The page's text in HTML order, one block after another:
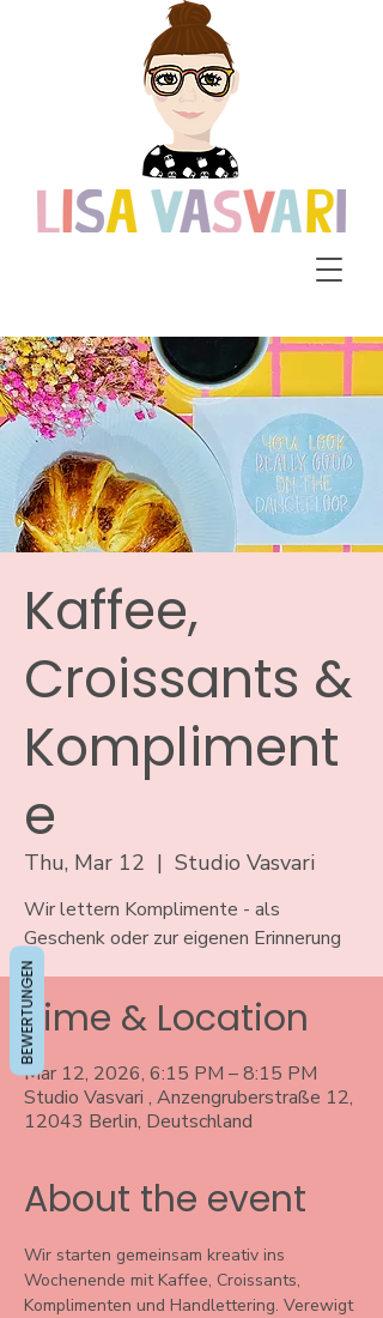
Kaffee,
Croissants &
Kompliment
e
Thu, Mar 12
  |
Studio Vasvari
Wir lettern Komplimente - als
Geschenk oder zur eigenen Erinnerung
Time & Location
Mar 12, 2026, 6:15 PM – 8:15 PM
Studio Vasvari , Anzengruberstraße 12,
12043 Berlin, Deutschland
About the event
Wir starten gemeinsam kreativ ins
Wochenende mit Kaffee, Croissants,
Komplimenten und Handlettering. Verewigt
BEWERTUNGEN